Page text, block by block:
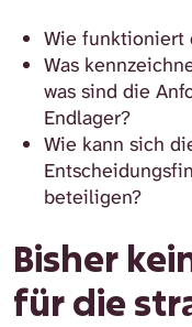
Wie funktioniert
Was
was sind die
Endlager?
Wie kann sich
beteiligen?
Bisher
für die